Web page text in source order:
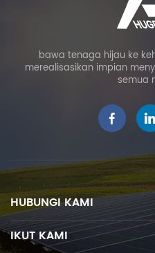
bawa tenaga hijau ke
merealisasikan impian
semua
HUBUNGI KAMI
IKUT KAMI